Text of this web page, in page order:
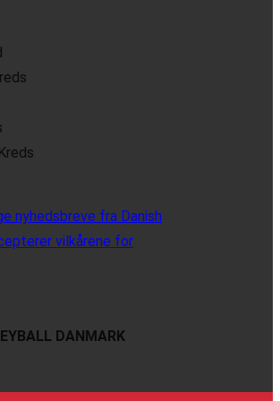
nyhedsbreve fra Danish
vilkårene for
DANMARK